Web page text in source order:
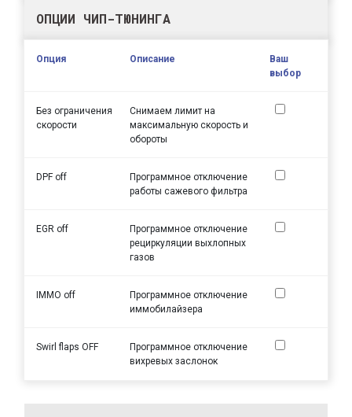
ОПЦИИ ЧИП-ТЮНИНГА
Опция Описание
Ваш
выбор
Без ограничения
скорости
Снимаем лимит на
максимальную скорость и
обороты
DPF off
Программное отключение
работы сажевого фильтра
EGR off
Программное отключение
рециркуляции выхлопных
газов
IMMO off
Программное отключение
иммобилайзера
Swirl flaps OFF
Программное отключение
вихревых заслонок